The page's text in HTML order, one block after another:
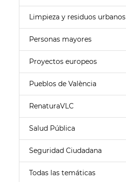
Limpieza y residuos urbanos
Personas mayores
Proyectos europeos
Pueblos de València
RenaturaVLC
Salud Pública
Seguridad Ciudadana
Todas las temáticas